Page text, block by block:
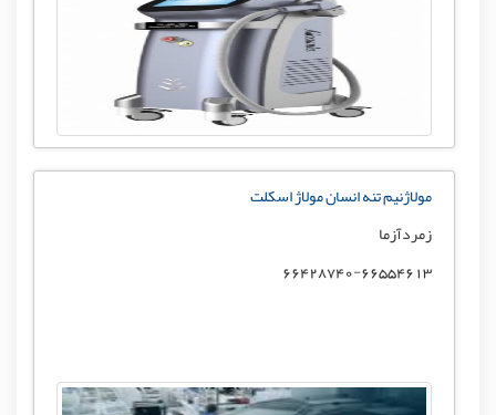
مولاژنیم تنه انسان مولاژ اسکلت
زمردآزما
66428740-66554613